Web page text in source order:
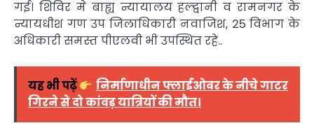
गई। शिविर मे बाह्य न्यायालय हल्द्वानी व रामनगर के
न्यायधीश गण उप जिलाधिकारी नवाजिश, 25 विभाग के
अधिकारी समस्त पीएलवी भी उपस्थित रहे..
यह भी पढ़ें
निर्माणाधीन फ्लाईओवर के नीचे गाटर
गिरने से दो कांवड़ यात्रियों की मौत।